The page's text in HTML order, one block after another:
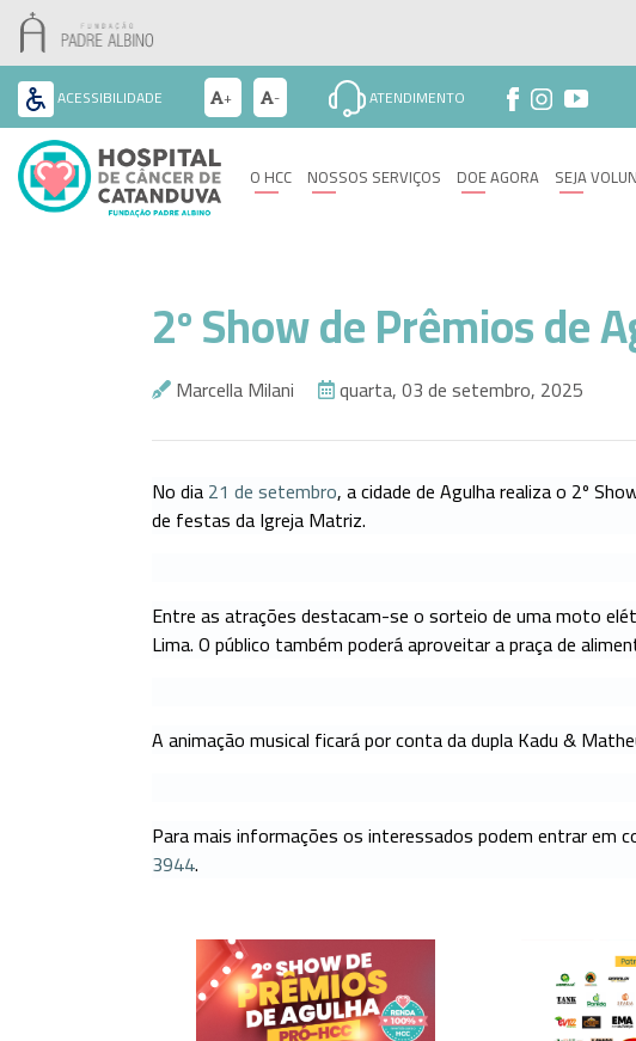
ACESSIBILIDADE + - ATENDIMENTO
O HCC NOSSOS SERVIÇOS DOE AGORA SEJA
O
HCC
Nossos
Serviços
2º Show de Prêmios de
Marcella Milani quarta, 03 de setembro, 2025
No dia21 de setembro, a cidade de Agulha realiza o 2º
de festas da Igreja Matriz.
Entre as atrações destacam-se o sorteio de uma moto
Lima. O público também poderá aproveitar a praça de
A animação musical ficará por conta da dupla Kadu &
Para mais informações os interessados podem entrar em
3944.